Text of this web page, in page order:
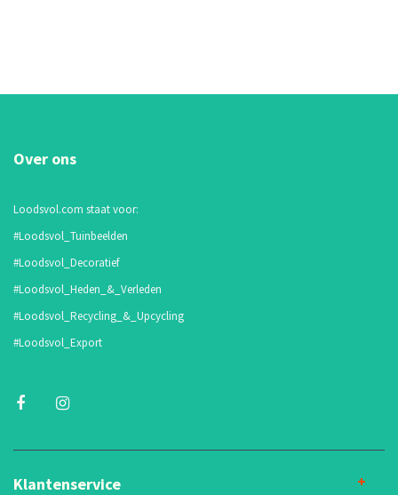
Over ons
Loodsvol.com staat voor:
#Loodsvol_Tuinbeelden
#Loodsvol_Decoratief
#Loodsvol_Heden_&_Verleden
#Loodsvol_Recycling_&_Upcycling
#Loodsvol_Export
Klantenservice